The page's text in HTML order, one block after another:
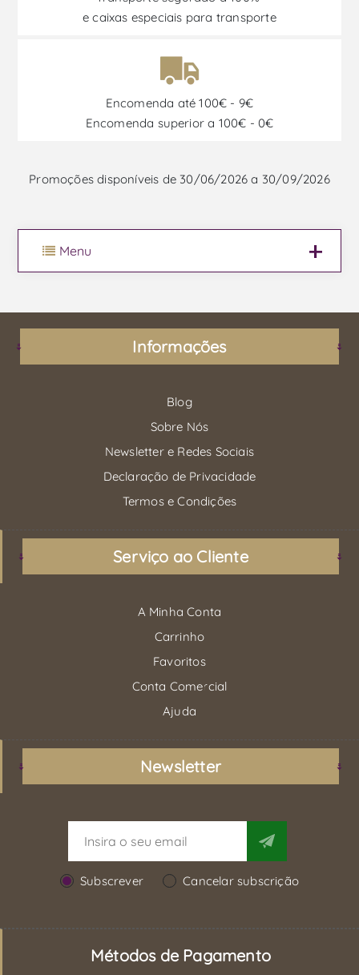
e caixas especiais para transporte
Encomenda até 100€ - 9€
Encomenda superior a 100€ - 0€
Promoções disponíveis de 30/06/2026 a 30/09/2026
Menu
Informações
Blog
Sobre Nós
Newsletter e Redes Sociais
Declaração de Privacidade
Termos e Condições
Serviço ao Cliente
A Minha Conta
Carrinho
Favoritos
Conta Comercial
Ajuda
Newsletter
Subscrever Cancelar subscrição
Métodos de Pagamento